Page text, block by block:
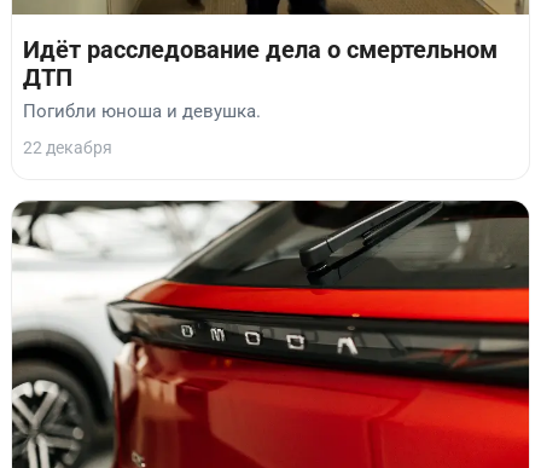
Идёт расследование дела о смертельном
ДТП
Погибли юноша и девушка.
22 декабря